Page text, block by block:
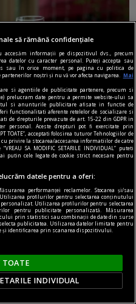
exclusiviste pentru
dintre un produs
este dată de
la detalii. Pentru
se rezumă la o simplă
terroir-ului, a tradiției
să rămână confidențiale
accesăm informații pe dispozitivul dvs., precum
datelor cu caracter personal. Puteți accepta sau
sau în orice moment, pe pagina cu politica de
noștri și nu vă vor afecta navigarea.
Mai
si agentiile de publicitate partenere, precum si
prelucram date pentru a permite website-ului sa
si anunturile publicitare afisate in functie de
functionalitati aferente retelelor de socializare si
de drepturile prevazute de art. 15-22 din GDPR in
personal. Aceste drepturi pot fi exercitate prin
TOATE”, acceptati folosirea tuturor Tehnologiilor de
privire la stocarea/accesarea informatiilor de catre
SA MODIFIC SETARILE INDIVIDUAL” puteti
cele legate de cookie strict necesare pentru
datele pentru a oferi:
performanței reclamelor. Stocarea și/sau
profilurilor pentru selectarea conținutului
Utilizarea profilurilor pentru selectarea
pentru publicitate personalizată. Măsurarea
prin statistici sau combinații de date din surse
publicitatea. Utilizarea datelor limitate pentru
și identificarea prin scanarea dispozitivului.
TOATE
INDIVIDUAL